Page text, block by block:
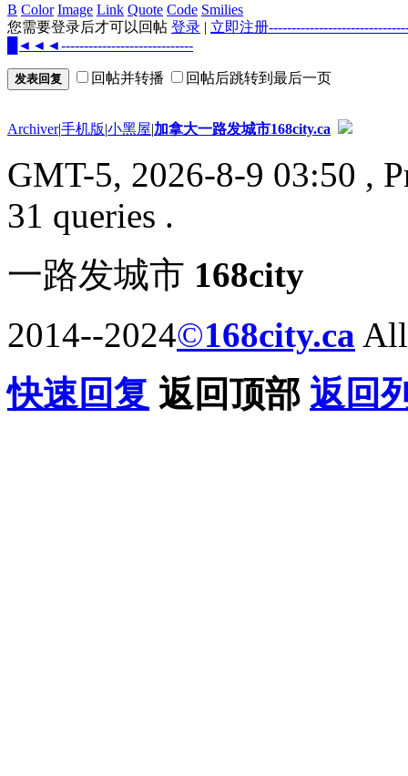
B Color Image Link Quote Code Smilies
您需要登录后才可以回帖 登录 | 立即注册
█◄◄◄-----------------------------
发表回复 回帖并转播 回帖后跳转到最后一页
Archiver|手机版|小黑屋|加拿大一路发城市168city.ca
GMT-5, 2026-8-9 03:50 ,
31 queries .
一路发城市 168city
2014--2024©168city.ca All
快速回复 返回顶部 返回